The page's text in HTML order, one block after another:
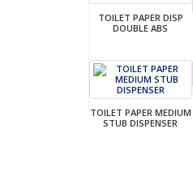
TOILET PAPER DISP
DOUBLE ABS
TOILET PAPER MEDIUM
STUB DISPENSER